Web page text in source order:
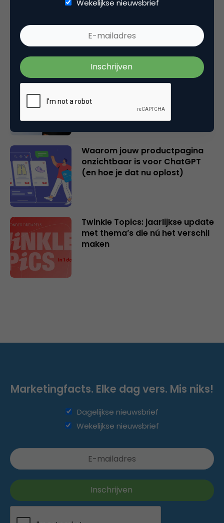
2 overschatte SEO KPI’s [+ 2
bepalen!]
Hoe AI zoeken en vinden op
verandert
Waarom jouw productpagina
onzichtbaar is voor ChatGPT
(en hoe je dat nu oplost)
Twinkle Topics: jaarlijkse update
met thema’s die nú het verschil
maken
Wekelijkse nieuwsbrief
Marketingfacts. Elke dag vers. Mis niks!
Dagelijkse nieuwsbrief
Wekelijkse nieuwsbrief